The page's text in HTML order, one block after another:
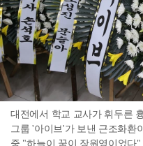
대전에서 학교 교사가 휘두른
그룹 '아이브'가 보낸 근조화환
중 "하늘이 꿈이 장원영이었다"